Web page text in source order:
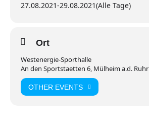
27.08.2021-29.08.2021(Alle Tage)
Ort
Westenergie-Sporthalle
An den Sportstaetten 6, Mülheim a.d. Ruhr
OTHER EVENTS